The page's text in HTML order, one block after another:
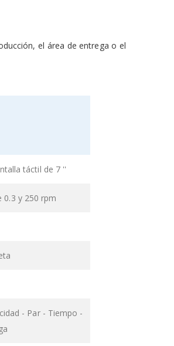
el área de entrega o el
táctil de 7 ''
0.3 y 250 rpm
- Par - Tiempo -